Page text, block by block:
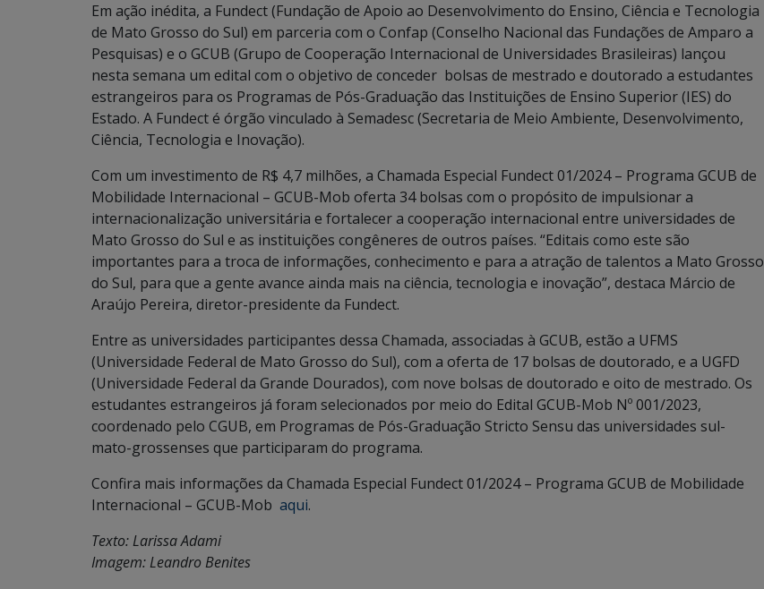
Em ação inédita, a Fundect (Fundação de Apoio ao Desenvolvimento do Ensino, Ciência e Tecnologia
de Mato Grosso do Sul) em parceria com o Confap (Conselho Nacional das Fundações de Amparo a
Pesquisas) e o GCUB (Grupo de Cooperação Internacional de Universidades Brasileiras) lançou
nesta semana um edital com o objetivo de conceder bolsas de mestrado e doutorado a estudantes
estrangeiros para os Programas de Pós-Graduação das Instituições de Ensino Superior (IES) do
Estado. A Fundect é órgão vinculado à Semadesc (Secretaria de Meio Ambiente, Desenvolvimento,
Ciência, Tecnologia e Inovação).
Com um investimento de R$ 4,7 milhões, a Chamada Especial Fundect 01/2024 – Programa GCUB de
Mobilidade Internacional – GCUB-Mob oferta 34 bolsas com o propósito de impulsionar a
internacionalização universitária e fortalecer a cooperação internacional entre universidades de
Mato Grosso do Sul e as instituições congêneres de outros países. “Editais como este são
importantes para a troca de informações, conhecimento e para a atração de talentos a Mato Grosso
do Sul, para que a gente avance ainda mais na ciência, tecnologia e inovação”, destaca Márcio de
Araújo Pereira, diretor-presidente da Fundect.
Entre as universidades participantes dessa Chamada, associadas à GCUB, estão a UFMS
(Universidade Federal de Mato Grosso do Sul), com a oferta de 17 bolsas de doutorado, e a UGFD
(Universidade Federal da Grande Dourados), com nove bolsas de doutorado e oito de mestrado. Os
estudantes estrangeiros já foram selecionados por meio do Edital GCUB-Mob Nº 001/2023,
coordenado pelo CGUB, em Programas de Pós-Graduação Stricto Sensu das universidades sul-
mato-grossenses que participaram do programa.
Confira mais informações da Chamada Especial Fundect 01/2024 – Programa GCUB de Mobilidade
Internacional – GCUB-Mob aqui.
Texto: Larissa Adami
Imagem: Leandro Benites